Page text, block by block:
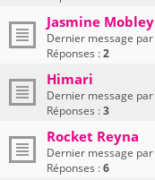
Jasmine Mobley
Dernier message par
Réponses :2
Himari
Dernier message par
Réponses :3
Rocket Reyna
Dernier message par
Réponses :6